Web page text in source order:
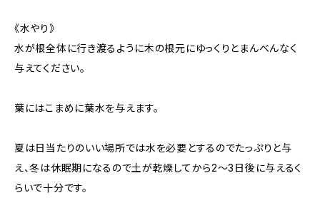
《水やり》
水が根全体に行き渡るように木の根元にゆっくりとまんべんなく
与えてください。
葉にはこまめに葉水を与えます。
夏は日当たりのいい場所では水を必要とするのでたっぷりと与
え、冬は休眠期になるので土が乾燥してから2〜3日後に与えるく
らいで十分です。